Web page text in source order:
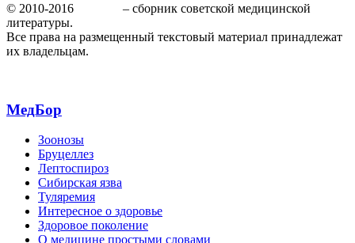
© 2010-2016
– сборник советской медицинской
литературы.
Все права на размещенный текстовый материал принадлежат
их владельцам.
МедБор
Зоонозы
Бруцеллез
Лептоспироз
Сибирская язва
Туляремия
Интересное о здоровье
Здоровое поколение
О медицине простыми словами